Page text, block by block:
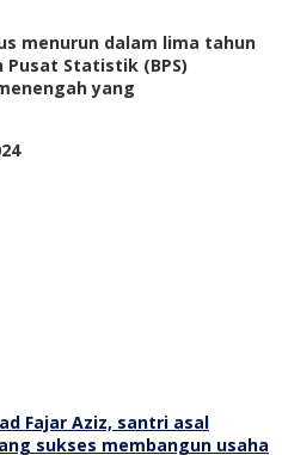
menurun dalam lima tahun
Statistik (BPS)
yang